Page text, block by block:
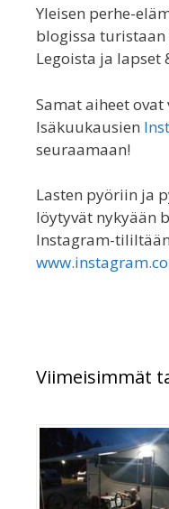
Yleisen perhe-
blogissa
Legoista ja lapset
Samat aiheet
Isäkuukausien
seuraamaan!
Lasten pyöriin ja
löytyvät nykyään
Instagram-
Viimeisimmät